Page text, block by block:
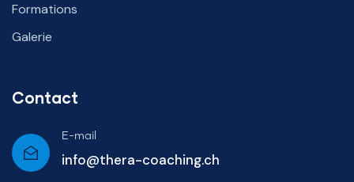
Formations
Galerie
Contact
E-mail
info@thera-coaching.ch